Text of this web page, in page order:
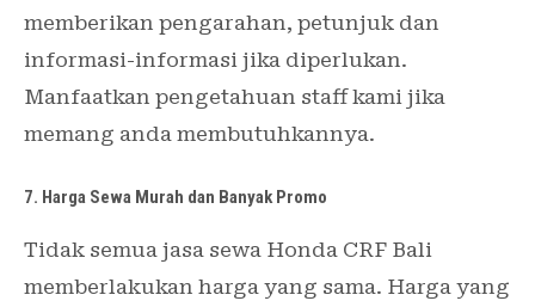
memberikan pengarahan, petunjuk dan
informasi-informasi jika diperlukan.
Manfaatkan pengetahuan staff kami jika
memang anda membutuhkannya.
7. Harga Sewa Murah dan Banyak Promo
Tidak semua jasa sewa Honda CRF Bali
memberlakukan harga yang sama. Harga yang